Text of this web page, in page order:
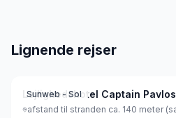
Lignende rejser
Sunweb - Sol
Lejlighedshotel Captain Pavlos